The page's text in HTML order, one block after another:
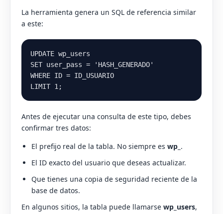
La herramienta genera un SQL de referencia similar
a este:
UPDATE wp_users
SET user_pass = 'HASH_GENERADO'
WHERE ID = ID_USUARIO
LIMIT 1;
Antes de ejecutar una consulta de este tipo, debes
confirmar tres datos:
El prefijo real de la tabla. No siempre es wp_ .
El ID exacto del usuario que deseas actualizar.
Que tienes una copia de seguridad reciente de la
base de datos.
En algunos sitios, la tabla puede llamarse wp_users,